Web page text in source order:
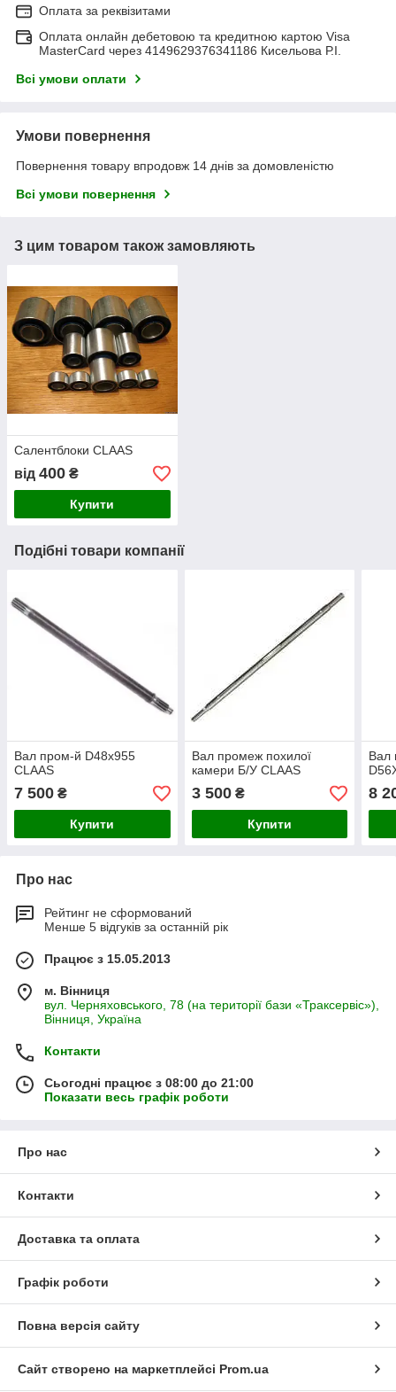
Оплата за реквізитами
Оплата онлайн дебетовою та кредитною картою Visa
MasterCard через 4149629376341186 Кисельова Р.І.
Всі умови оплати
Умови повернення
Повернення товару впродовж 14 днів за домовленістю
Всі умови повернення
З цим товаром також замовляють
Салентблоки CLAAS
від 400 ₴
Купити
Подібні товари компанії
Вал пром-й D48x955
CLAAS
7 500 ₴
Купити
Вал промеж похилої
камери Б/У CLAAS
3 500₴
Купити
Вал
8
Про нас
Рейтинг не сформований
Менше 5 відгуків за останній рік
Працює з 15.05.2013
м. Вінниця
вул. Черняховського, 78 (на території бази «Траксервіс»),
Вінниця, Україна
Контакти
Сьогодні працює з 08:00 до 21:00
Показати весь графік роботи
Про нас
Контакти
Доставка та оплата
Графік роботи
Повна версія сайту
Сайт створено на маркетплейсі Prom.ua